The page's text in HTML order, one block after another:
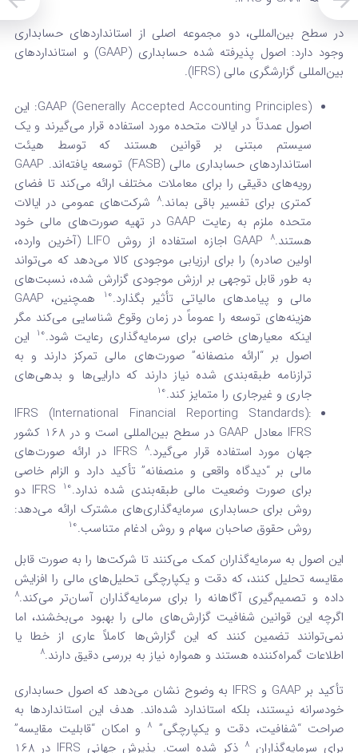
در سطح بین‌المللی، دو مجموعه اصلی از استانداردهای حسابداری
وجود دارد: اصول پذیرفته شده حسابداری (GAAP) و استانداردهای
بین‌المللی گزارشگری مالی (IFRS).
GAAP (Generally Accepted Accounting Principles): این
اصول عمدتاً در ایالات متحده مورد استفاده قرار می‌گیرند و یک
سیستم مبتنی بر قوانین هستند که توسط هیئت
استانداردهای حسابداری مالی (FASB) توسعه یافته‌اند. GAAP
رویه‌های دقیقی را برای معاملات مختلف ارائه می‌کند تا فضای
کمتری برای تفسیر باقی بماند.8 شرکت‌های عمومی در ایالات
متحده ملزم به رعایت GAAP در تهیه صورت‌های مالی خود
هستند.8
GAAP اجازه استفاده از روش LIFO (آخرین وارده،
اولین صادره) را برای ارزیابی موجودی کالا می‌دهد که می‌تواند
به طور قابل توجهی بر ارزش موجودی گزارش شده، نسبت‌های
مالی و پیامدهای مالیاتی تأثیر بگذارد.10
همچنین، GAAP
هزینه‌های توسعه را عموماً در زمان وقوع شناسایی می‌کند مگر
اینکه معیارهای خاصی برای سرمایه‌گذاری رعایت شود.10
این
اصول بر “ارائه منصفانه” صورت‌های مالی تمرکز دارند و به
ترازنامه طبقه‌بندی شده نیاز دارند که دارایی‌ها و بدهی‌های
جاری و غیرجاری را متمایز کند.10
IFRS (International Financial Reporting Standards):
IFRS معادل GAAP در سطح بین‌المللی است و در 168 کشور
جهان مورد استفاده قرار می‌گیرد.8
IFRS در ارائه صورت‌های
مالی بر “دیدگاه واقعی و منصفانه” تأکید دارد و الزام خاصی
برای صورت وضعیت مالی طبقه‌بندی شده ندارد.10
IFRS دو
روش برای حسابداری سرمایه‌گذاری‌های مشترک ارائه می‌دهد:
روش حقوق صاحبان سهام و روش ادغام متناسب.10
این اصول به سرمایه‌گذاران کمک می‌کنند تا شرکت‌ها را به صورت قابل
مقایسه تحلیل کنند، که دقت و یکپارچگی تحلیل‌های مالی را افزایش
داده و تصمیم‌گیری آگاهانه را برای سرمایه‌گذاران آسان‌تر می‌کند.8
اگرچه این قوانین شفافیت گزارش‌های مالی را بهبود می‌بخشند، اما
نمی‌توانند تضمین کنند که این گزارش‌ها کاملاً عاری از خطا یا
اطلاعات گمراه‌کننده هستند و همواره نیاز به بررسی دقیق دارند.8
تأکید بر GAAP و IFRS به وضوح نشان می‌دهد که اصول حسابداری
خودسرانه نیستند، بلکه استاندارد شده‌اند. هدف این استانداردها به
صراحت “شفافیت، دقت و یکپارچگی” 8 و امکان “قابلیت مقایسه”
برای سرمایه‌گذاران8
ذکر شده است. پذیرش جهانی IFRS در 168